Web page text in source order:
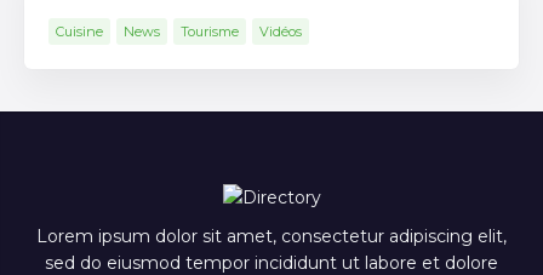
Cuisine News Tourisme Vidéos
Lorem ipsum dolor sit amet, consectetur adipiscing elit,
sed do eiusmod tempor incididunt ut labore et dolore